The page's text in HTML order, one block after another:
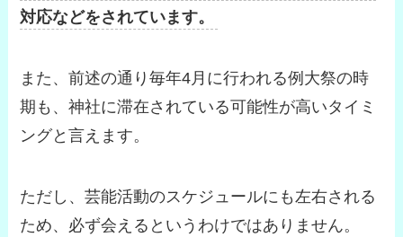
対応などをされています。
また、前述の通り毎年4月に行われる例大祭の時
期も、神社に滞在されている可能性が高いタイミ
ングと言えます。
ただし、芸能活動のスケジュールにも左右される
ため、必ず会えるというわけではありません。